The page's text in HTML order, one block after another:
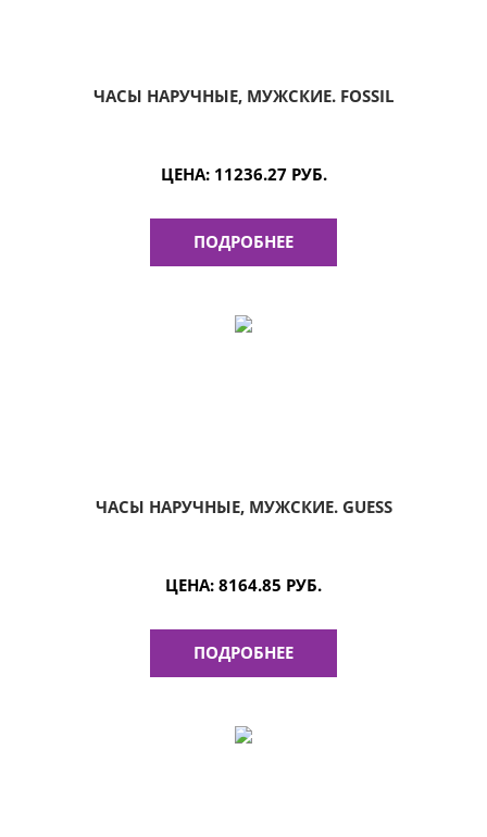
ЧАСЫ НАРУЧНЫЕ, МУЖСКИЕ. FOSSIL
ЦЕНА:11236.27 РУБ.
ПОДРОБНЕЕ
ЧАСЫ НАРУЧНЫЕ, МУЖСКИЕ. GUESS
ЦЕНА:8164.85 РУБ.
ПОДРОБНЕЕ